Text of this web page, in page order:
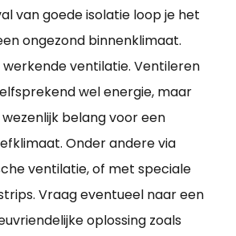
van goede isolatie loop je het
ongezond binnenklimaat.
werkende ventilatie. Ventileren
wel energie, maar
belang voor een
Onder andere via
ventilatie, of met speciale
Vraag eventueel naar een
oplossing zoals